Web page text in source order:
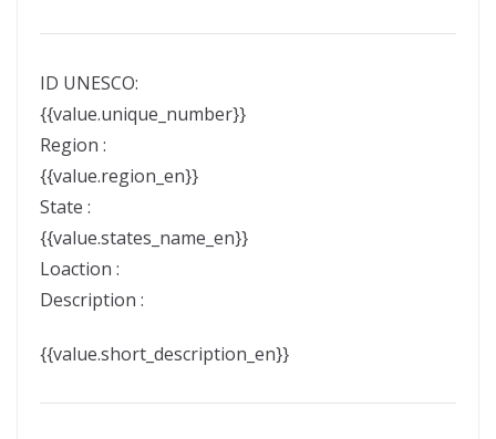
ID UNESCO:
{{value.unique_number}}
Region :
{{value.region_en}}
State :
{{value.states_name_en}}
Loaction :
Description :
{{value.short_description_en}}